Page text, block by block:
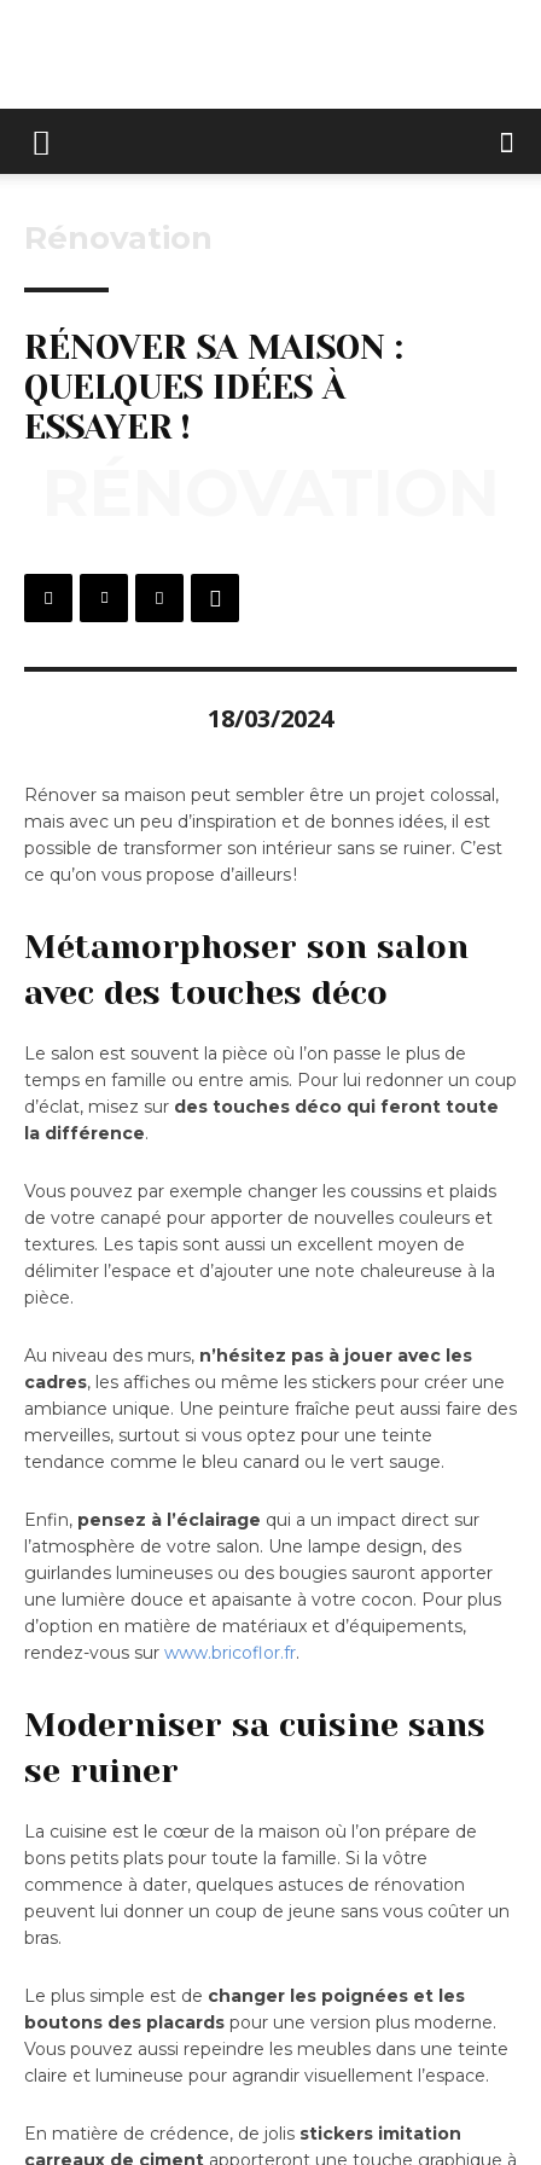
Keltravo
Rénovation
RÉNOVER SA MAISON :
QUELQUES IDÉES À
ESSAYER !
18/03/2024
Rénover sa maison peut sembler être un projet colossal,
mais avec un peu d’inspiration et de bonnes idées, il est
possible de transformer son intérieur sans se ruiner. C’est
ce qu’on vous propose d’ailleurs !
Métamorphoser son salon
avec des touches déco
Le salon est souvent la pièce où l’on passe le plus de
temps en famille ou entre amis. Pour lui redonner un coup
d’éclat, misez sur des touches déco qui feront toute
la différence.
Vous pouvez par exemple changer les coussins et plaids
de votre canapé pour apporter de nouvelles couleurs et
textures. Les tapis sont aussi un excellent moyen de
délimiter l’espace et d’ajouter une note chaleureuse à la
pièce.
Au niveau des murs, n’hésitez pas à jouer avec les
cadres, les affiches ou même les stickers pour créer une
ambiance unique. Une peinture fraîche peut aussi faire des
merveilles, surtout si vous optez pour une teinte
tendance comme le bleu canard ou le vert sauge.
Enfin, pensez à l’éclairage qui a un impact direct sur
l’atmosphère de votre salon. Une lampe design, des
guirlandes lumineuses ou des bougies sauront apporter
une lumière douce et apaisante à votre cocon. Pour plus
d’option en matière de matériaux et d’équipements,
rendez-vous sur www.bricoflor.fr.
Moderniser sa cuisine sans
se ruiner
La cuisine est le cœur de la maison où l’on prépare de
bons petits plats pour toute la famille. Si la vôtre
commence à dater, quelques astuces de rénovation
peuvent lui donner un coup de jeune sans vous coûter un
bras.
Le plus simple est de changer les poignées et les
boutons des placards pour une version plus moderne.
Vous pouvez aussi repeindre les meubles dans une teinte
claire et lumineuse pour agrandir visuellement l’espace.
En matière de crédence, de jolis stickers imitation
carreaux de ciment apporteront une touche graphique à